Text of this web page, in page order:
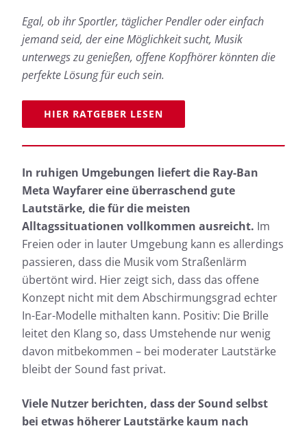
Egal, ob ihr Sportler, täglicher Pendler oder einfach
jemand seid, der eine Möglichkeit sucht, Musik
unterwegs zu genießen, offene Kopfhörer könnten die
perfekte Lösung für euch sein.
HIER RATGEBER LESEN
In ruhigen Umgebungen liefert die Ray-Ban
Meta Wayfarer eine überraschend gute
Lautstärke, die für die meisten
Alltagssituationen vollkommen ausreicht. Im
Freien oder in lauter Umgebung kann es allerdings
passieren, dass die Musik vom Straßenlärm
übertönt wird. Hier zeigt sich, dass das offene
Konzept nicht mit dem Abschirmungsgrad echter
In-Ear-Modelle mithalten kann. Positiv: Die Brille
leitet den Klang so, dass Umstehende nur wenig
davon mitbekommen – bei moderater Lautstärke
bleibt der Sound fast privat.
Viele Nutzer berichten, dass der Sound selbst
bei etwas höherer Lautstärke kaum nach